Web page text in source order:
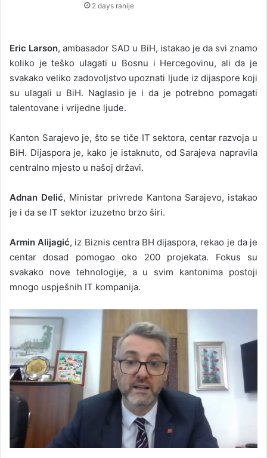
2 days ranije
Eric Larson, ambasador SAD u BiH, istakao je da svi znamo
koliko je teško ulagati u Bosnu i Hercegovinu, ali da je
svakako veliko zadovoljstvo upoznati ljude iz dijaspore koji
su ulagali u BiH. Naglasio je i da je potrebno pomagati
talentovane i vrijedne ljude.
Kanton Sarajevo je, što se tiče IT sektora, centar razvoja u
BiH. Dijaspora je, kako je istaknuto, od Sarajeva napravila
centralno mjesto u našoj državi.
Adnan Delić, Ministar privrede Kantona Sarajevo, istakao
je i da se IT sektor izuzetno brzo širi.
Armin Alijagić, iz Biznis centra BH dijaspora, rekao je da je
centar dosad pomogao oko 200 projekata. Fokus su
svakako nove tehnologije, a u svim kantonima postoji
mnogo uspješnih IT kompanija.